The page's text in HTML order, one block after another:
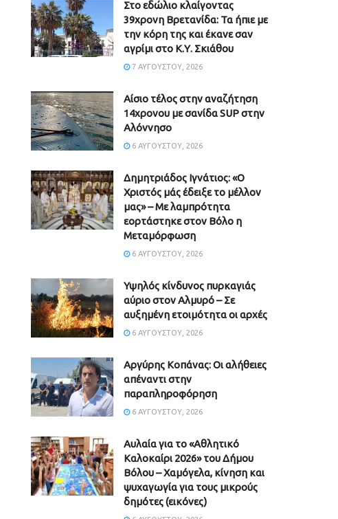
Στο εδώλιο κλαίγοντας
39χρονη Βρετανίδα: Τα ήπιε με
την κόρη της και έκανε σαν
αγρίμι στο Κ.Υ. Σκιάθου
7 ΑΥΓΟΎΣΤΟΥ, 2026
Αίσιο τέλος στην αναζήτηση
14χρονου με σανίδα SUP στην
Αλόννησο
6 ΑΥΓΟΎΣΤΟΥ, 2026
Δημητριάδος Ιγνάτιος: «Ο
Χριστός μάς έδειξε το μέλλον
μας» – Με λαμπρότητα
εορτάστηκε στον Βόλο η
Μεταμόρφωση
6 ΑΥΓΟΎΣΤΟΥ, 2026
Υψηλός κίνδυνος πυρκαγιάς
αύριο στον Αλμυρό – Σε
αυξημένη ετοιμότητα οι αρχές
6 ΑΥΓΟΎΣΤΟΥ, 2026
Aργύρης Κοπάνας: Οι αλήθειες
απέναντι στην
παραπληροφόρηση
6 ΑΥΓΟΎΣΤΟΥ, 2026
Αυλαία για το «Αθλητικό
Καλοκαίρι 2026» του Δήμου
Βόλου – Χαμόγελα, κίνηση και
ψυχαγωγία για τους μικρούς
δημότες (εικόνες)